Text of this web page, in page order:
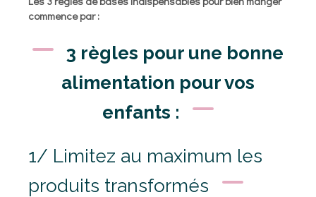
commence par :
3 règles pour une bonne
alimentation pour vos
enfants :
1/ Limitez au maximum les
produits transformés